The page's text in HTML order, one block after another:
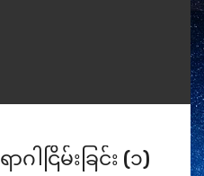
ငြိမ်းခြင်း (၁)